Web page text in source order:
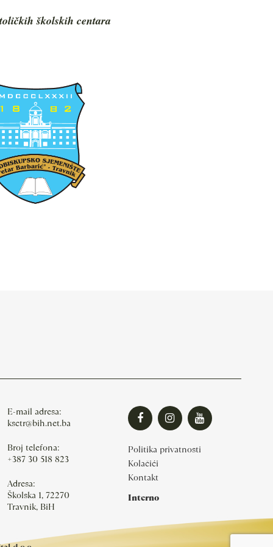
školskih centara
E-mail adresa:
ksctr@bih.net.ba
Broj telefona:
+387 30 518 823
Adresa:
Školska 1, 72270
Travnik, BiH
Politika privatnosti
Kolačići
Kontakt
Interno